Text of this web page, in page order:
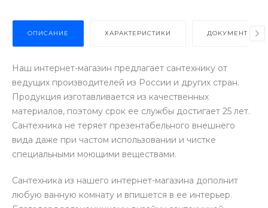
ОПИСАНИЕ ХАРАКТЕРИСТИКИ ДОКУМЕНТЫ
Наш интернет-магазин предлагает сантехнику от
ведущих производителей из России и других стран.
Продукция изготавливается из качественных
материалов, поэтому срок ее службы достигает 25 лет.
Сантехника не теряет презентабельного внешнего
вида даже при частом использовании и чистке
специальными моющими веществами.
Сантехника из нашего интернет-магазина дополнит
любую ванную комнату и впишется в ее интерьер.